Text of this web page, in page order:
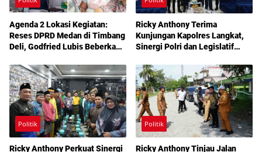
Agenda 2 Lokasi Kegiatan:
Reses DPRD Medan di Timbang
Deli, Godfried Lubis Beberkan
Layanan Kesehatan Gratis
Ricky Anthony Terima
Kunjungan Kapolres Langkat,
Sinergi Polri dan Legislatif
Politik
Ricky Anthony Perkuat Sinergi
Politik
Ricky Anthony Tinjau Jalan